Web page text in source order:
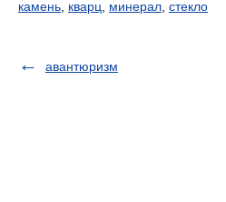
камень кварц минерал стекло
авантюризм